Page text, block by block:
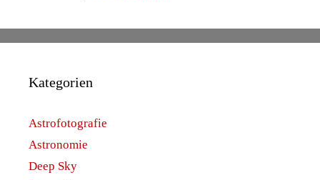
Kategorien
Astrofotografie
Astronomie
Deep Sky